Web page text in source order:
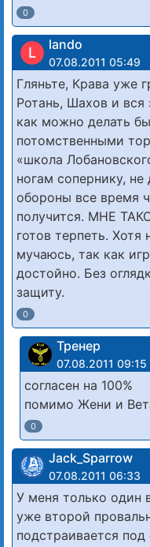
0
L lando
07.08.2011 05:49
Гляньте, Крава уже
Ротань, Шахов и вся
как можно делать
потомственными
«школа
ногам сопернику, не
обороны все время
получится. МНЕ
готов терпеть.
мучаюсь, так как
достойно. Без
защиту.
0
Тренер
07.08.2011 09:15
согласен на 100%
помимо Жени и
0
Jack_Sparrow
07.08.2011 06:33
У меня только один
уже второй
подстраивается